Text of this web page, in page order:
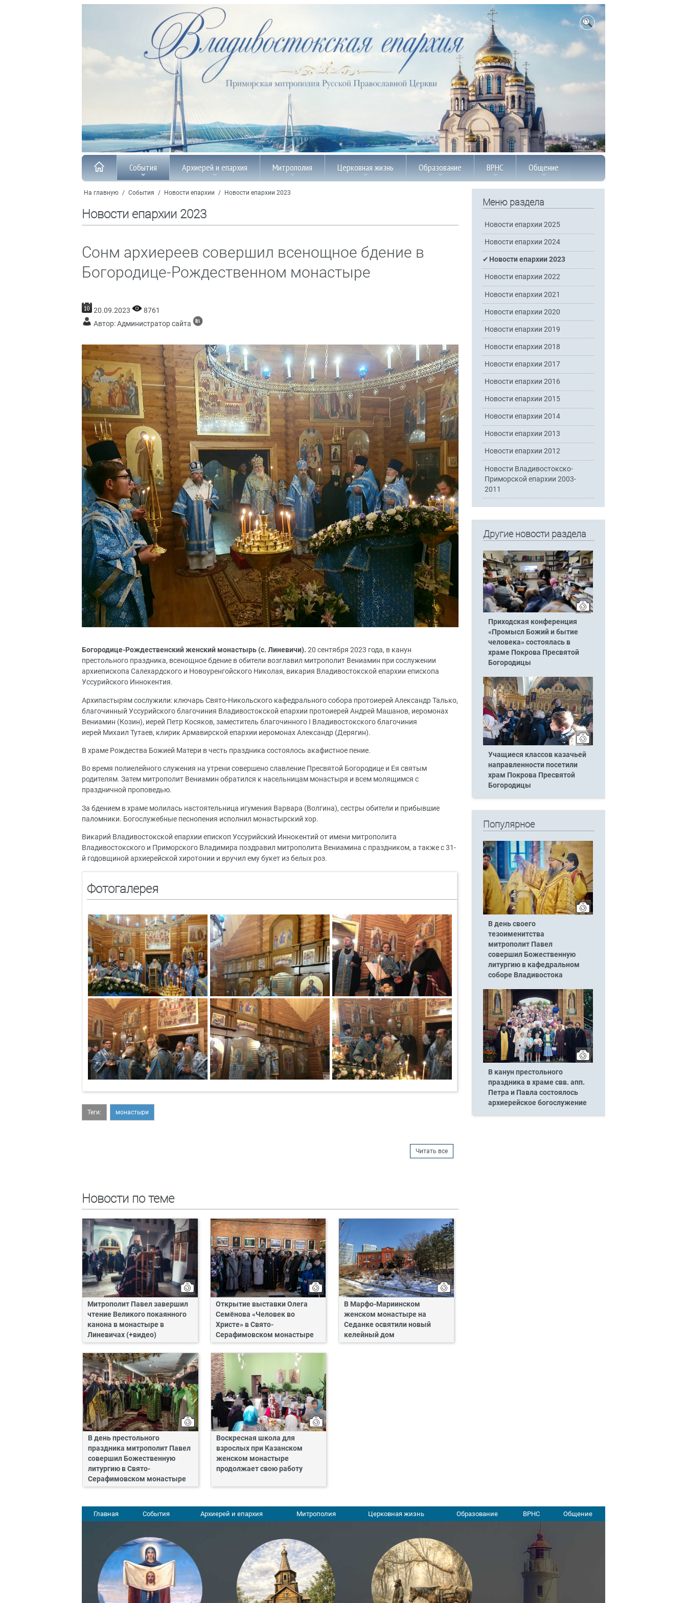
События Архиерей и епархия Митрополия Церковная жизнь Образование ВРНС Общение
На главную / События / Новости епархии / Новости епархии 2023
Новости епархии 2023
Сонм архиереев совершил всенощное бдение в
Богородице-Рождественном монастыре
20.09.2023
8761
Автор: Администратор сайта
Богородице-Рождественский женский монастырь (с. Линевичи). 20 сентября 2023 года, в канун
престольного праздника, всенощное бдение в обители возглавил митрополит Вениамин при сослужении
архиепископа Салехардского и Новоуренгойского Николая, викария Владивостокской епархии епископа
Уссурийского Иннокентия.
Архипастырям сослужили: ключарь Свято-Никольского кафедрального собора протоиерей Александр Талько,
благочинный Уссурийского благочиния Владивостокской епархии протоиерей Андрей Машанов, иеромонах
Вениамин (Козин), иерей Петр Косяков, заместитель благочинного I Владивостокского благочиния
иерей Михаил Тутаев, клирик Армавирской епархии иеромонах Александр (Дерягин).
В храме Рождества Божией Матери в честь праздника состоялось акафистное пение.
Во время полиелейного служения на утрени совершено славление Пресвятой Богородице и Ея святым
родителям. Затем митрополит Вениамин обратился к насельницам монастыря и всем молящимся с
праздничной проповедью.
За бдением в храме молилась настоятельница игумения Варвара (Волгина), сестры обители и прибывшие
паломники. Богослужебные песнопения исполнил монастырский хор.
Викарий Владивостокской епархии епископ Уссурийский Иннокентий от имени митрополита
Владивостокского и Приморского Владимира поздравил митрополита Вениамина с праздником, а также с 31-
й годовщиной архиерейской хиротонии и вручил ему букет из белых роз.
Фотогалерея
Теги: монастыри
Читать все
Новости по теме
Митрополит Павел завершил
чтение Великого покаянного
канона в монастыре в
Линевичах (+видео)
Открытие выставки Олега
Семёнова «Человек во
Христе» в Свято-
Серафимовском монастыре
В Марфо-Мариинском
женском монастыре на
Седанке освятили новый
келейный дом
В день престольного
праздника митрополит Павел
совершил Божественную
литургию в Свято-
Серафимовском монастыре
Воскресная школа для
взрослых при Казанском
женском монастыре
продолжает свою работу
Меню раздела
Новости епархии 2025
Новости епархии 2024
Новости епархии 2023
Новости епархии 2022
Новости епархии 2021
Новости епархии 2020
Новости епархии 2019
Новости епархии 2018
Новости епархии 2017
Новости епархии 2016
Новости епархии 2015
Новости епархии 2014
Новости епархии 2013
Новости епархии 2012
Новости Владивостокско-
Приморской епархии 2003-
2011
Другие новости раздела
Приходская конференция
«Промысл Божий и бытие
человека» состоялась в
храме Покрова Пресвятой
Богородицы
Учащиеся классов казачьей
направленности посетили
храм Покрова Пресвятой
Богородицы
Популярное
В день своего
тезоименитства
митрополит Павел
совершил Божественную
литургию в кафедральном
соборе Владивостока
В канун престольного
праздника в храме свв. апп.
Петра и Павла состоялось
архиерейское богослужение
Главная События Архиерей и епархия Митрополия Церковная жизнь Образование ВРНС Общение